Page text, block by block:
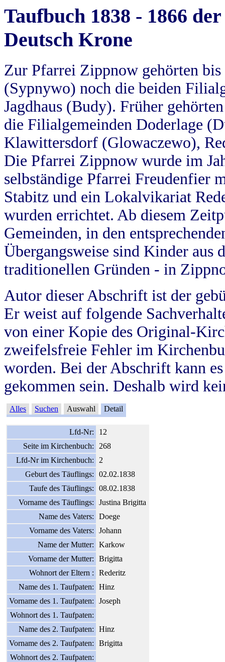
Taufbuch 1838 - 1866
Deutsch Krone
Zur Pfarrei Zippnow gehörten
(Sypnywo) noch die beiden
Jagdhaus (Budy). Früher
die Filialgemeinden Doderlage
Klawittersdorf (Glowaczewo),
Die Pfarrei Zippnow wurde im
selbständige Pfarrei Freudenfier
Stabitz und ein Lokalvikariat
wurden errichtet. Ab diesem
Gemeinden, in den
Übergangsweise sind Kinder aus
traditionellen Gründen - in
Autor dieser Abschrift ist der
Er weist auf folgende
von einer Kopie des Original-
zweifelsfreie Fehler im
worden. Bei der Abschrift kann
gekommen sein. Deshalb wird
Alles Suchen Auswahl Detail
Lfd-Nr:
12
Seite im Kirchenbuch:
268
Lfd-Nr im Kirchenbuch:
2
Geburt des Täuflings:
02.02.1838
Taufe des Täuflings:
08.02.1838
Vorname des Täuflings:
Justina Brigitta
Name des Vaters:
Doege
Vorname des Vaters:
Johann
Name der Mutter:
Karkow
Vorname der Mutter:
Brigitta
Wohnort der Eltern :
Rederitz
Name des 1. Taufpaten:
Hinz
Vorname des 1. Taufpaten:
Joseph
Wohnort des 1. Taufpaten:
Name des 2. Taufpaten:
Hinz
Vorname des 2. Taufpaten:
Brigitta
Wohnort des 2. Taufpaten: